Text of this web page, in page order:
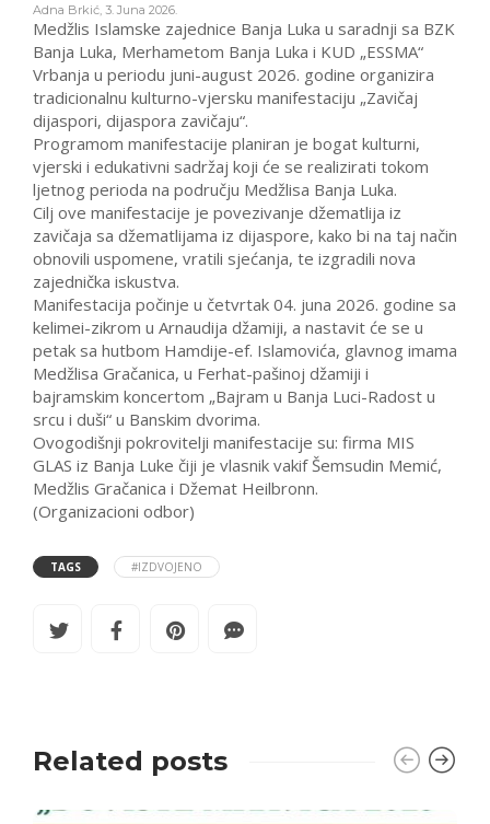
Adna Brkić, 3. Juna 2026.
Medžlis Islamske zajednice Banja Luka u saradnji sa BZK
Banja Luka, Merhametom Banja Luka i KUD „ESSMA“
Vrbanja u periodu juni-august 2026. godine organizira
tradicionalnu kulturno-vjersku manifestaciju „Zavičaj
dijaspori, dijaspora zavičaju“.
Programom manifestacije planiran je bogat kulturni,
vjerski i edukativni sadržaj koji će se realizirati tokom
ljetnog perioda na području Medžlisa Banja Luka.
Cilj ove manifestacije je povezivanje džematlija iz
zavičaja sa džematlijama iz dijaspore, kako bi na taj način
obnovili uspomene, vratili sjećanja, te izgradili nova
zajednička iskustva.
Manifestacija počinje u četvrtak 04. juna 2026. godine sa
kelimei-zikrom u Arnaudija džamiji, a nastavit će se u
petak sa hutbom Hamdije-ef. Islamovića, glavnog imama
Medžlisa Gračanica, u Ferhat-pašinoj džamiji i
bajramskim koncertom „Bajram u Banja Luci-Radost u
srcu i duši“ u Banskim dvorima.
Ovogodišnji pokrovitelji manifestacije su: firma MIS
GLAS iz Banja Luke čiji je vlasnik vakif Šemsudin Memić,
Medžlis Gračanica i Džemat Heilbronn.
(Organizacioni odbor)
TAGS #IZDVOJENO
Related posts